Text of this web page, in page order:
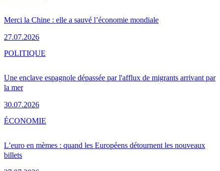
Merci la Chine : elle a sauvé l’économie mondiale
27.07.2026
Une enclave espagnole dépassée par l'afflux de migrants arrivant par
la mer
30.07.2026
POLITIQUE
L’euro en mèmes : quand les Européens détournent les nouveaux
billets
ÉCONOMIE